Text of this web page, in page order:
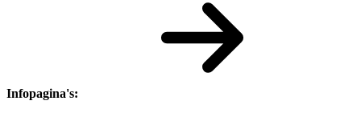
Infopagina's: